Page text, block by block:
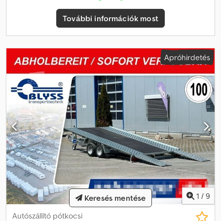
49,99 € Árak tartalmazzák az ÁFÁ-t. Reichertshofen nyitvatartása:
Hétfőtől péntekig 08:00–12:00 és 13:00–17:00 között Szombaton és
vasárnap zárva Látogasson el hozzánk a következő weboldalon:
=.=.=.=.=.=.=.=.=.=.=.=.=.=.=.=.=.=.=.=.=.=.=.=.=.=.=.=.=.=.=.=. =.=.=.=.=.=.
alapján: Cjdoy I U Ncspfx Ak Hjrf B L Y S S transporttechnik GmbH
Burenkamp 18-20 46286 Dorsten-Wulfen Tel.:
.:.:.:.:.:.:.:.:.:.:.:.:.:.:.:.:.:.:.:.:.:.:.:.:.:.:.:.:.:.:.:.: .:.:.:.:.:.:.:.:.:.:.:.:.:.:.:.:.:.:.:.:.:.:.:.:.:.:.:.: B L Y S S
transporttechnik GmbH Sonnenbergstr. 5a 38723 Seesen Tel.:
=.=.=.=.=.=.=.=.=.=.=.=.=.=.=.=.=.=.=.=.=.=.=.=.=.=.=.=.=.=.=.=. =.=.=.=.=. A
képek nem feltétlenül tükrözik a szabványos felszereltséget, a
műszaki változtatások jogát fenntartjuk (pl. gumiabroncs mérete).
További információk most
Apróhirdetés
1 / 9
Autószállító pótkocsi
Keresés mentése